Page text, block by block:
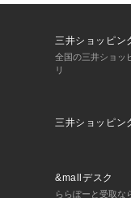
三井ショッピン
全国の三井ショッ
リ
三井ショッピン
&mallデスク
ららぽーと受取な